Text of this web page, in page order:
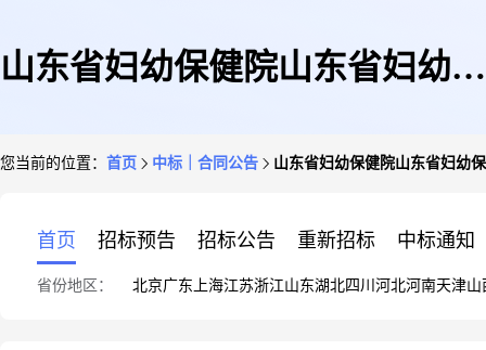
山东省妇幼保健院山东省妇幼保
您当前的位置： 首页 中标｜合同公告 山东省妇幼保健院山东省妇幼
首页 招标预告 招标公告 重新招标 中标通知
省份地区： 北京广东 上海江苏浙江山东湖北四川 河北河南天津山